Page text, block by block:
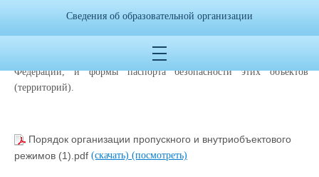
защищенности объектов (территорий) Министерства просвещения
сфере деятельности Министерства просвещения Российской
Федерации, и формы паспорта безопасности этих объектов
(территорий).
Порядок организации пропускного и внутриобъектового
режимов (1).pdf (скачать) (посмотреть)
Сведения об образовательной организации